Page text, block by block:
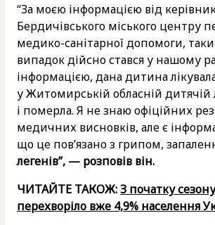
“За моєю інформацією від
Бердичівського міського центру
медико-санітарної допомоги,
випадок дійсно стався у нашому
інформацією, дана дитина
у Житомирській обласній дитячій
і померла. Я не знаю офіційних
медичних висновків, але є
що це пов’язано з грипом,
легенів”, — розповів він.
ЧИТАЙТЕ ТАКОЖ:З початку
перехворіло вже 4,9% населення